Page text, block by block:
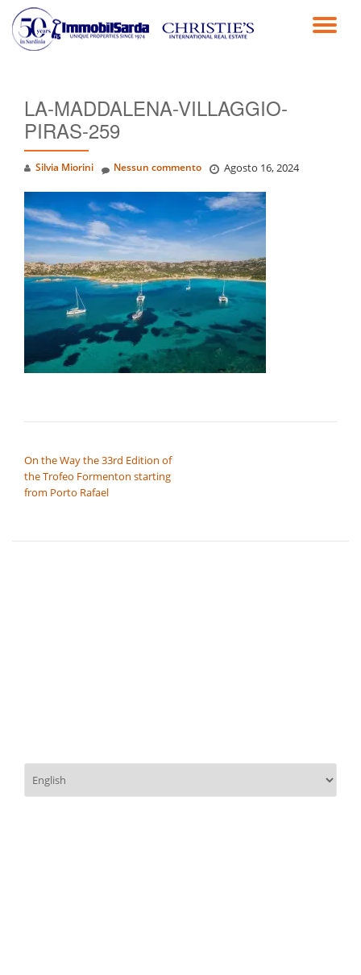
Passa
LA-MADDALENA-VILLAGGIO-
PIRAS-259
Silvia Miorini Agosto 16, 2024
Nessun commento
On the Way the 33rd Edition of
the Trofeo Formenton starting
from Porto Rafael
una